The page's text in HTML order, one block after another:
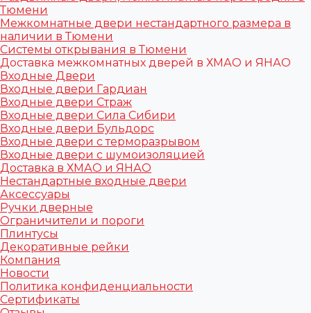
Тюмени
Межкомнатные двери нестандартного размера в
наличии в Тюмени
Системы открывания в Тюмени
Доставка межкомнатных дверей в ХМАО и ЯНАО
Входные Двери
Входные двери Гардиан
Входные двери Страж
Входные двери Сила Сибири
Входные двери Бульдорс
Входные двери с терморазрывом
Входные двери с шумоизоляцией
Доставка в ХМАО и ЯНАО
Нестандартные входные двери
Аксессуары
Ручки дверные
Ограничители и пороги
Плинтусы
Декоративные рейки
Компания
Новости
Политика конфиденциальности
Сертификаты